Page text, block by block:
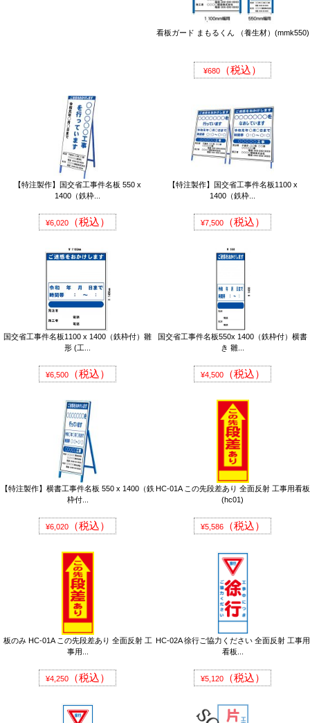
看板ガード まもるくん （養生材）(mmk550)
¥680 （税込）
【特注製作】国交省工事件名板 550 x
1400（鉄枠...
¥6,020（税込）
【特注製作】国交省工事件名板1100 x
1400（鉄枠...
¥7,500（税込）
国交省工事件名板1100 x 1400（鉄枠付）雛
形 (工...
¥6,500（税込）
国交省工事件名板550x 1400（鉄枠付）横書
き 雛...
¥4,500（税込）
【特注製作】横書工事件名板 550 x 1400（鉄
枠付...
¥6,020（税込）
HC-01A この先段差あり 全面反射 工事用看板
(hc01)
¥5,586（税込）
板のみ HC-01A この先段差あり 全面反射 工
事用...
¥4,250（税込）
HC-02A 徐行ご協力ください 全面反射 工事用
看板...
¥5,120（税込）